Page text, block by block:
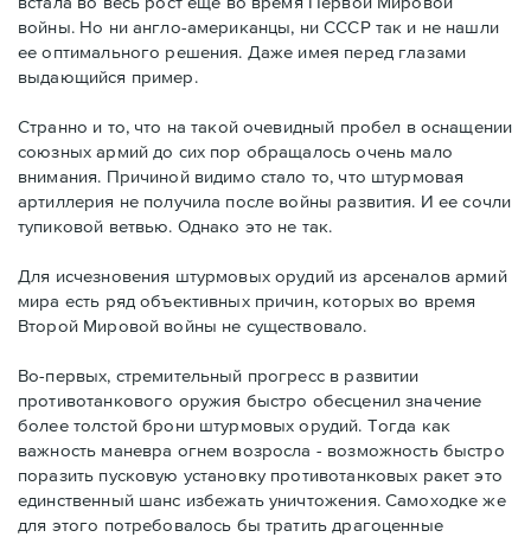
войны. Но ни англо-американцы, ни СССР так и не нашли
ее оптимального решения. Даже имея перед глазами
выдающийся пример.
Странно и то, что на такой очевидный пробел в оснащении
союзных армий до сих пор обращалось очень мало
внимания. Причиной видимо стало то, что штурмовая
артиллерия не получила после войны развития. И ее сочли
тупиковой ветвью. Однако это не так.
Для исчезновения штурмовых орудий из арсеналов армий
мира есть ряд объективных причин, которых во время
Второй Мировой войны не существовало.
Во-первых, стремительный прогресс в развитии
противотанкового оружия быстро обесценил значение
более толстой брони штурмовых орудий. Тогда как
важность маневра огнем возросла - возможность быстро
поразить пусковую установку противотанковых ракет это
единственный шанс избежать уничтожения. Самоходке же
для этого потребовалось бы тратить драгоценные